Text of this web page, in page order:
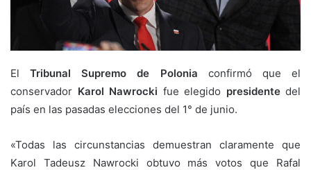
El Tribunal Supremo de Polonia confirmó que el
conservador Karol Nawrocki fue elegido presidentedel
país en las pasadas elecciones del 1° de junio.
«Todas las circunstancias demuestran claramente que
Karol Tadeusz Nawrocki obtuvo más votos que Rafal